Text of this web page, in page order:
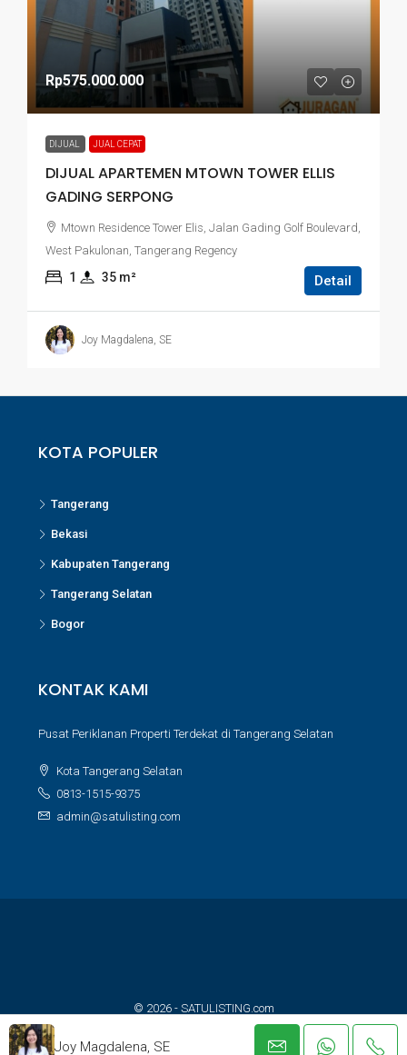
Rp575.000.000
DIJUAL JUAL CEPAT
DIJUAL APARTEMEN MTOWN TOWER ELLIS
GADING SERPONG
Mtown Residence Tower Elis, Jalan Gading Golf Boulevard,
West Pakulonan, Tangerang Regency
1 35 m² Detail
Joy Magdalena, SE
Joy Magdalena, SE
KOTA POPULER
Tangerang
Bekasi
Kabupaten Tangerang
Tangerang Selatan
Bogor
KONTAK KAMI
Pusat Periklanan Properti Terdekat di Tangerang Selatan
Kota Tangerang Selatan
0813-1515-9375
admin@satulisting.com
© 2026 - SATULISTING.com
Built with ❤️ for property lovers